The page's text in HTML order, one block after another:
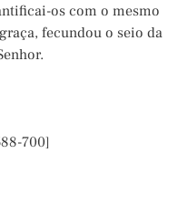
os com o mesmo
fecundou o seio da
700]